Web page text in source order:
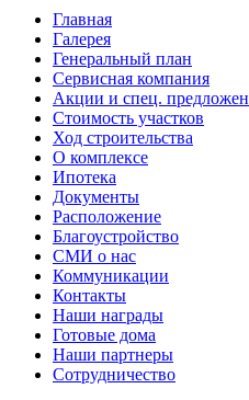
Главная
Галерея
Генеральный план
Сервисная компания
Акции и спец.
Стоимость участков
Ход строительства
О комплексе
Ипотека
Документы
Расположение
Благоустройство
СМИ о нас
Коммуникации
Контакты
Наши награды
Готовые дома
Наши партнеры
Сотрудничество